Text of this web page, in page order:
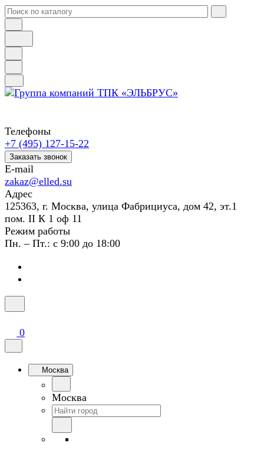
Телефоны
+7 (495) 127-15-22
Заказать звонок
E-mail
zakaz@elled.su
Адрес
125363, г. Москва, улица Фабрициуса, дом 42, эт.1
пом. II К 1 оф 11
Режим работы
Пн. – Пт.: с 9:00 до 18:00
0
Москва
Москва